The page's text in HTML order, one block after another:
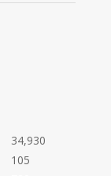
34,930
105